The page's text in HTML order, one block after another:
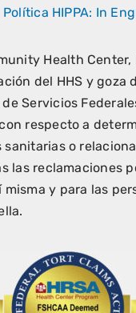
Política HIPPA: In
Health Center,
del HHS y goza
Servicios
respecto a
sanitarias o
las reclamaciones
misma y para las